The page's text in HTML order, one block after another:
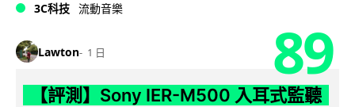
3C科技 流動音樂
Lawton 1 日 89
【評測】Sony IER-M500 入耳式監聽